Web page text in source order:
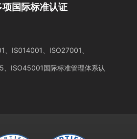
项国际标准认证
、IS014001、ISO27001、
ISO45001国际标准管理体系认